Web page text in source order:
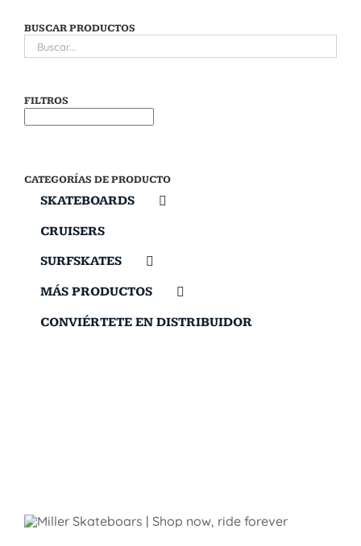
BUSCAR PRODUCTOS
FILTROS
CATEGORÍAS DE PRODUCTO
SKATEBOARDS
CRUISERS
SURFSKATES
MÁS PRODUCTOS
CONVIÉRTETE EN DISTRIBUIDOR